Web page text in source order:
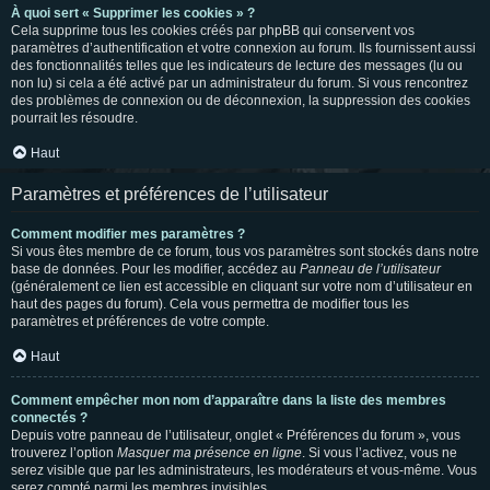
À quoi sert « Supprimer les cookies » ?
Cela supprime tous les cookies créés par phpBB qui conservent vos
paramètres d’authentification et votre connexion au forum. Ils fournissent aussi
des fonctionnalités telles que les indicateurs de lecture des messages (lu ou
non lu) si cela a été activé par un administrateur du forum. Si vous rencontrez
des problèmes de connexion ou de déconnexion, la suppression des cookies
pourrait les résoudre.
Haut
Paramètres et préférences de l’utilisateur
Comment modifier mes paramètres ?
Si vous êtes membre de ce forum, tous vos paramètres sont stockés dans notre
base de données. Pour les modifier, accédez au Panneau de l’utilisateur
(généralement ce lien est accessible en cliquant sur votre nom d’utilisateur en
haut des pages du forum). Cela vous permettra de modifier tous les
paramètres et préférences de votre compte.
Haut
Comment empêcher mon nom d’apparaître dans la liste des membres
connectés ?
Depuis votre panneau de l’utilisateur, onglet « Préférences du forum », vous
trouverez l’option Masquer ma présence en ligne. Si vous l’activez, vous ne
serez visible que par les administrateurs, les modérateurs et vous-même. Vous